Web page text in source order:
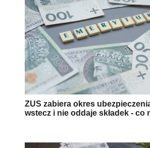
ZUS zabiera okres
wstecz i nie oddaje składek - co